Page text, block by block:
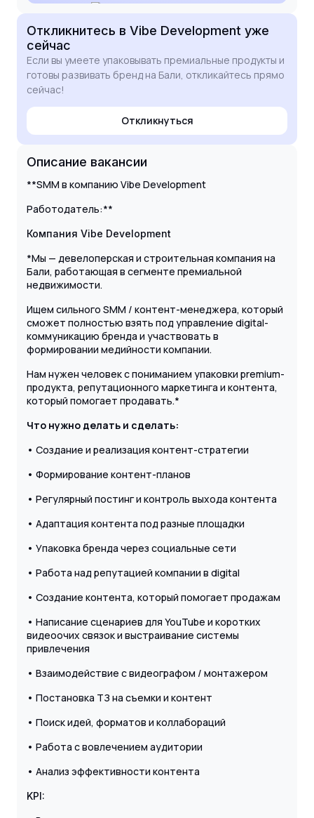
Откликнитесь в Vibe Development уже
сейчас
Если вы умеете упаковывать премиальные продукты и
готовы развивать бренд на Бали, откликайтесь прямо
сейчас!
Откликнуться
Описание вакансии
**SMM в компанию Vibe Development
Работодатель:**
Компания Vibe Development
*Мы — девелоперская и строительная компания на
Бали, работающая в сегменте премиальной
недвижимости.
Ищем сильного SMM / контент-менеджера, который
сможет полностью взять под управление digital-
коммуникацию бренда и участвовать в
формировании медийности компании.
Нам нужен человек с пониманием упаковки premium-
продукта, репутационного маркетинга и контента,
который помогает продавать.*
Что нужно делать и сделать:
• Создание и реализация контент-стратегии
• Формирование контент-планов
• Регулярный постинг и контроль выхода контента
• Адаптация контента под разные площадки
• Упаковка бренда через социальные сети
• Работа над репутацией компании в digital
• Создание контента, который помогает продажам
• Написание сценариев для YouTube и коротких
видеоочих связок и выстраивание системы
привлечения
• Взаимодействие с видеографом / монтажером
• Постановка ТЗ на съемки и контент
• Поиск идей, форматов и коллабораций
• Работа с вовлечением аудитории
• Анализ эффективности контента
KPI: